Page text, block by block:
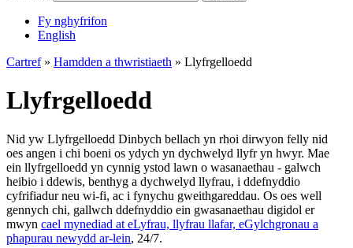
Fy nghyfrifon
English
Cartref» Hamdden a thwristiaeth » Llyfrgelloedd
Llyfrgelloedd
Nid yw Llyfrgelloedd Dinbych bellach yn rhoi dirwyon felly nid
oes angen i chi boeni os ydych yn dychwelyd llyfr yn hwyr. Mae
ein llyfrgelloedd yn cynnig ystod lawn o wasanaethau - galwch
heibio i ddewis, benthyg a dychwelyd llyfrau, i ddefnyddio
cyfrifiadur neu wi-fi, ac i fynychu gweithgareddau. Os oes well
gennych chi, gallwch ddefnyddio ein gwasanaethau digidol er
mwyn cael mynediad at eLyfrau, llyfrau llafar, eGylchgronau a
phapurau newydd ar-lein, 24/7.